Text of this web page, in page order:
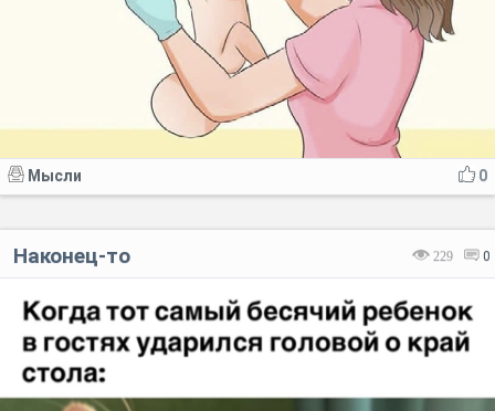
0
Мысли
229 0
Наконец-то